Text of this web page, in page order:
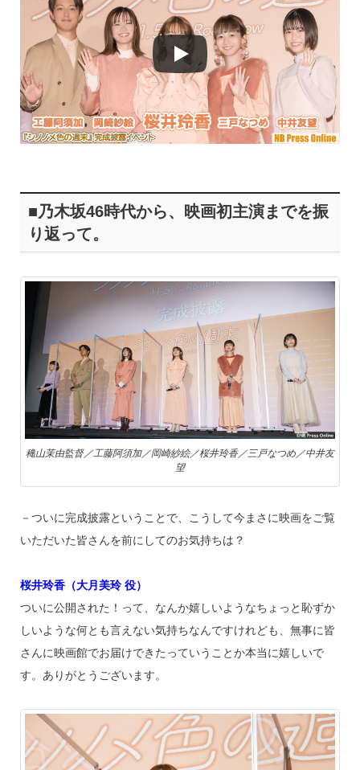
■乃木坂46時代から、映画初主演までを振
り返って。
穐山茉由監督／工藤阿須加／岡崎紗絵／桜井玲香／三戸なつめ／中井友
望
－ついに完成披露ということで、こうして今まさに映画をご覧
いただいた皆さんを前にしてのお気持ちは？
桜井玲香（大月美玲 役）
ついに公開された！って、なんか嬉しいようなちょっと恥ずか
しいような何とも言えない気持ちなんですけれども、無事に皆
さんに映画館でお届けできたっていうことか本当に嬉しいで
す。ありがとうございます。